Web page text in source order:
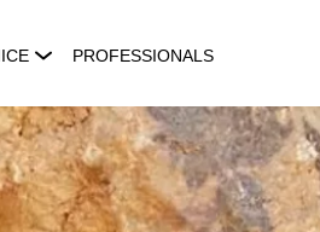
PROFESSIONALS